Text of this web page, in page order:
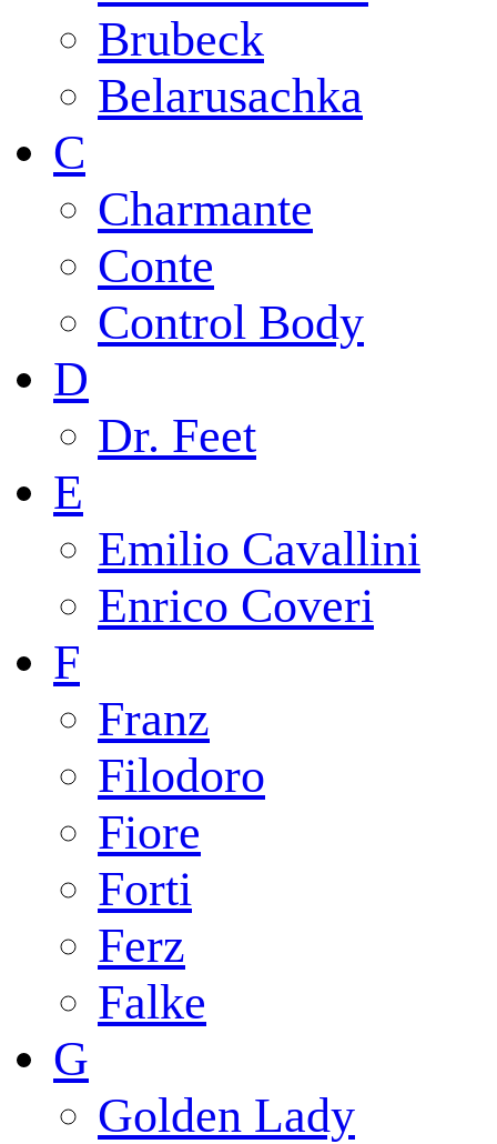
Brubeck
Belarusachka
C
Charmante
Conte
Control Body
D
Dr. Feet
E
Emilio Cavallini
Enrico Coveri
F
Franz
Filodoro
Fiore
Forti
Ferz
Falke
G
Golden Lady